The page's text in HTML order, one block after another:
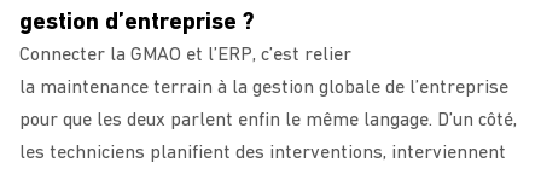
gestion d’entreprise ?
Connecter la GMAO et l’ERP, c’est relier
la maintenance terrain à la gestion globale de l’entreprise
pour que les deux parlent enfin le même langage. D’un côté,
les techniciens planifient des interventions, interviennent